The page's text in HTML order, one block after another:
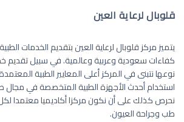
قلوبال لرعاية العين
يتميز مركز قلوبال لرعاية العين بتقديم الخدمات
كفاءات سعودية وعربية وعالمية. في سبيل تقديم
نوعها نتبنى في المركز أعلى المعايير الطبية
استخدام أحدث الأجهزة الطبية المتخصصة في مجال
نحرص كذلك على أن نكون مركزا أكاديميا معتمدا
طب وجراحة العيون.